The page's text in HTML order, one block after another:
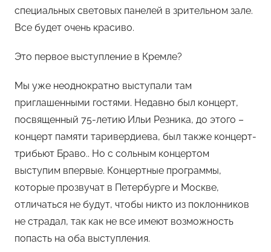
специальных световых панелей в зрительном зале.
Все будет очень красиво.
Это первое выступление в Кремле?
Мы уже неоднократно выступали там
приглашенными гостями. Недавно был концерт,
посвященный 75-летию Ильи Резника, до этого –
концерт памяти таривердиева, был также концерт-
трибьют Браво.. Но с сольным концертом
выступим впервые. Концертные программы,
которые прозвучат в Петербурге и Москве,
отличаться не будут, чтобы никто из поклонников
не страдал, так как не все имеют возможность
попасть на оба выступления.